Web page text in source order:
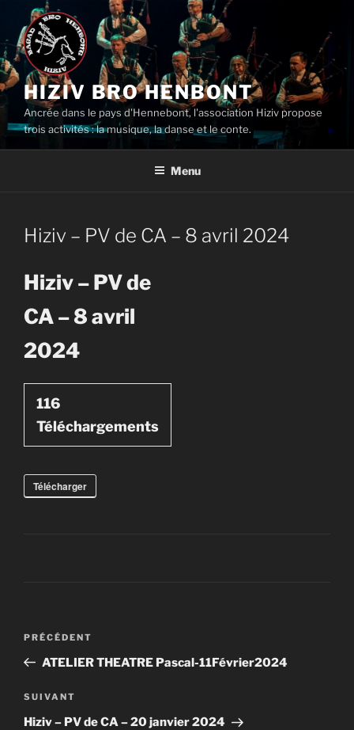
contenu
principal
HIZIV BRO HENBONT
Ancrée dans le pays d'Hennebont, l'association Hiziv propose
trois activités : la musique, la danse et le conte.
Menu
Hiziv – PV de CA – 8 avril 2024
Hiziv – PV de
CA – 8 avril
2024
116
Téléchargements
Télécharger
Navigation
l’article
Article
précédent
PRÉCÉDENT
ATELIER THEATRE Pascal-11Février2024
Article
suivant
SUIVANT
Hiziv – PV de CA – 20 janvier 2024